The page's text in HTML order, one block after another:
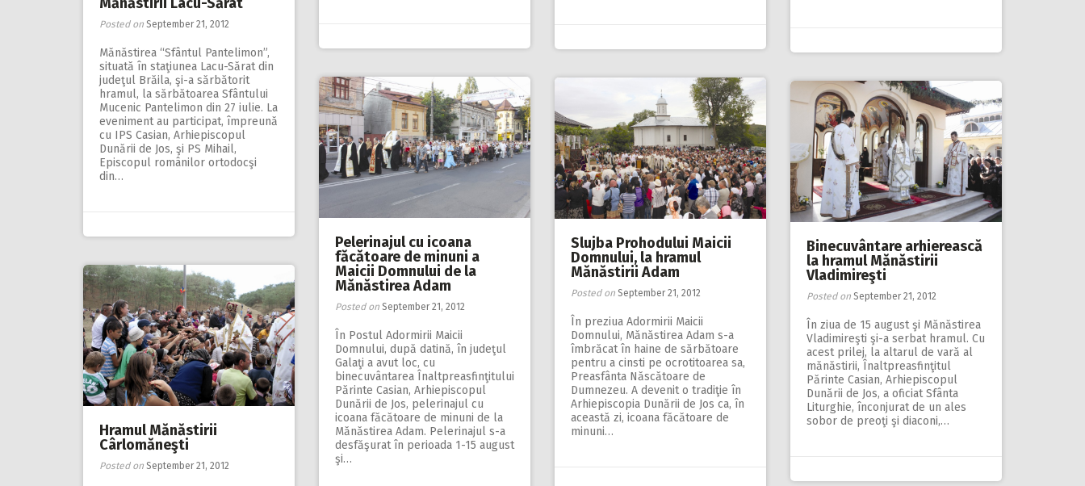
Posted on September 21, 2012
Mănăstirea “Sfântul Pantelimon”,
situată în staţiunea Lacu-Sărat din
judeţul Brăila, şi-a sărbătorit
hramul, la sărbătoarea Sfântului
Mucenic Pantelimon din 27 iulie. La
eveniment au participat, împreună
cu IPS Casian, Arhiepiscopul
Dunării de Jos, şi PS Mihail,
Episcopul românilor ortodocşi
din…
Pelerinajul cu icoana
făcătoare de minuni a
Maicii Domnului de la
Mănăstirea Adam
Posted on September 21, 2012
În Postul Adormirii Maicii
Domnului, după datină, în judeţul
Galaţi a avut loc, cu
binecuvântarea Înaltpreasfinţitului
Părinte Casian, Arhiepiscopul
Dunării de Jos, pelerinajul cu
icoana făcătoare de minuni de la
Mănăstirea Adam. Pelerinajul s-a
desfăşurat în perioada 1-15 august
şi…
Slujba Prohodului Maicii
Domnului, la hramul
Mănăstirii Adam
Posted on September 21, 2012
În preziua Adormirii Maicii
Domnului, Mănăstirea Adam s-a
îmbrăcat în haine de sărbătoare
pentru a cinsti pe ocrotitoarea sa,
Preasfânta Născătoare de
Dumnezeu. A devenit o tradiţie în
Arhiepiscopia Dunării de Jos ca, în
această zi, icoana făcătoare de
minuni…
Binecuvântare arhierească
la hramul Mănăstirii
Vladimireşti
Posted on September 21, 2012
În ziua de 15 august şi Mănăstirea
Vladimireşti şi-a serbat hramul. Cu
acest prilej, la altarul de vară al
mănăstirii, Înaltpreasfinţitul
Părinte Casian, Arhiepiscopul
Dunării de Jos, a oficiat Sfânta
Liturghie, înconjurat de un ales
sobor de preoţi şi diaconi,…
Hramul Mănăstirii
Cârlomăneşti
Posted on September 21, 2012